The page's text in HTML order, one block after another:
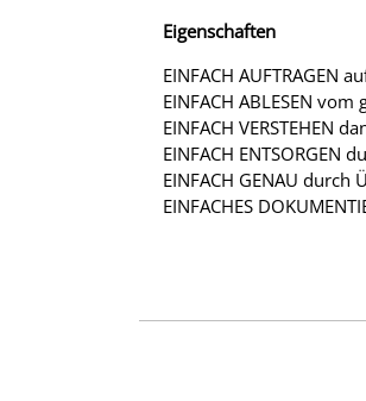
Eigenschaften
EINFACH AUFTRAGEN
EINFACH ABLESEN
EINFACH VERSTEHEN
EINFACH
EINFACH GENAU
EINFACHES